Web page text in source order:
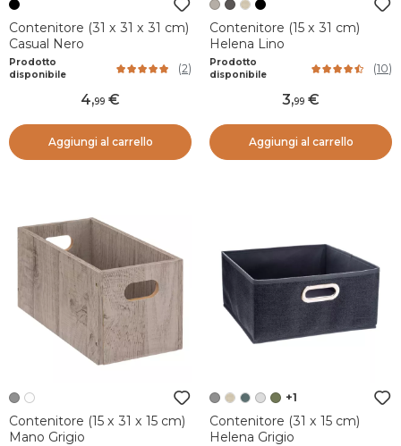
Contenitore (31 x 31 x 31 cm)
Casual Nero
Prodotto
disponibile
(2)
4,99
Aggiungi al carrello
Contenitore (15 x 31 cm)
Helena Lino
Prodotto
disponibile
(10)
3,99
Aggiungi al carrello
Contenitore (15 x 31 x 15 cm)
Mano Grigio
+1
Contenitore (31 x 15 cm)
Helena Grigio